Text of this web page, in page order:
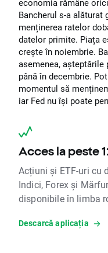
economia rămâne
Bancherul s-a alăturat
menținerea ratelor
datelor primite. Piața
crește în noiembrie.
asemenea,
până în decembrie.
momentul să
iar Fed nu își poate
Acces la peste
Acțiuni și ETF-uri cu
Indici, Forex și
disponibile în limba
Descarcă aplicația